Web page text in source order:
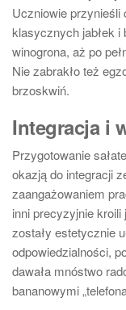
Uczniowie przynieśli
klasycznych jabłek
winogrona, aż po
Nie zabrakło też
brzoskwiń.
Integracja i
Przygotowanie
okazją do integracji
zaangażowaniem
inni precyzyjnie kroili
zostały estetycznie
odpowiedzialności,
dawała mnóstwo
bananowymi